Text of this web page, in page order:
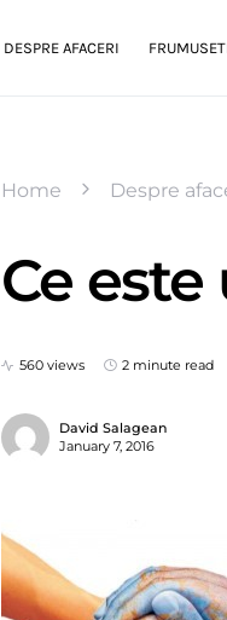
DESPRE AFACERI
Home Despre
Ce este
560 views 2 minute read
David Salagean
January 7, 2016